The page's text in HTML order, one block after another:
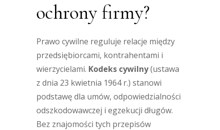
ochrony firmy?
Prawo cywilne reguluje relacje między
przedsiębiorcami, kontrahentami i
wierzycielami. Kodeks cywilny(ustawa
z dnia 23 kwietnia 1964 r.) stanowi
podstawę dla umów, odpowiedzialności
odszkodowawczej i egzekucji długów.
Bez znajomości tych przepisów